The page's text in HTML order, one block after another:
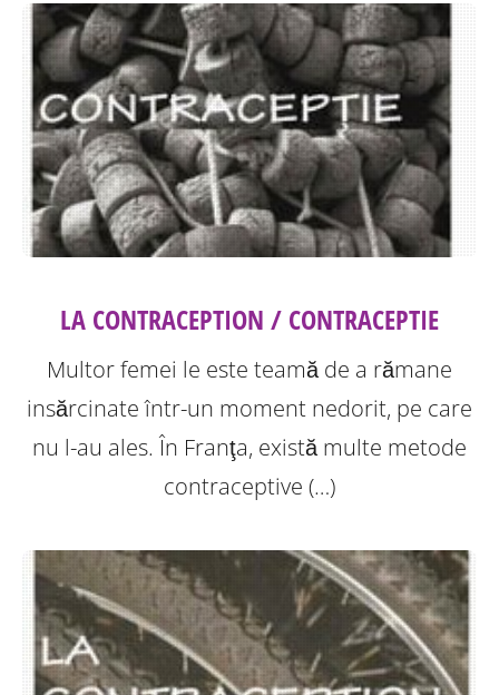
LA CONTRACEPTION / CONTRACEPTIE
Multor femei le este teamă de a rămane
insărcinate într-un moment nedorit, pe care
nu l-au ales. În Franţa, există multe metode
contraceptive (…)